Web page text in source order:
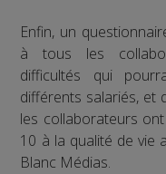
Enfin, un
à tous les
difficultés qui
différents salariés, et
les collaborateurs
10 à la qualité de vie
Blanc Médias.